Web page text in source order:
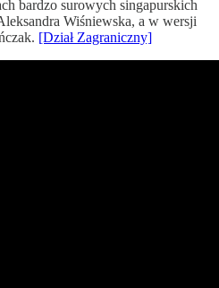
bardzo surowych singapurskich
Wiśniewska, a w wersji
[Dział Zagraniczny]